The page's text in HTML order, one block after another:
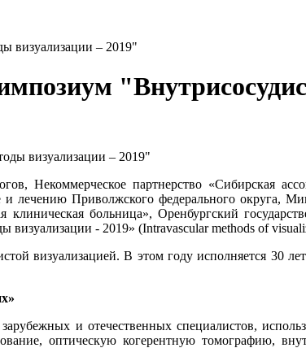
визуализации – 2019"
Некоммерческое партнерство «Сибирская
лечению Приволжского федерального округа,
клиническая больница», Оренбургский
- 2019» (Intravascular methods of
визуализацией. В этом году исполняется 30
и отечественных специалистов,
оптическую когерентную томографию,